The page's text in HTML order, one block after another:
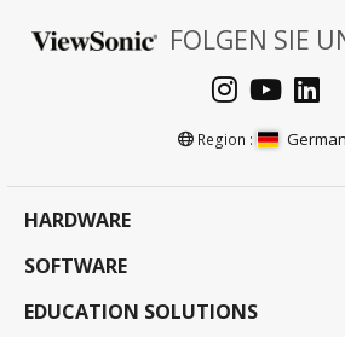
FOLGEN SIE
Region :
HARDWARE
SOFTWARE
EDUCATION SOLUTIONS